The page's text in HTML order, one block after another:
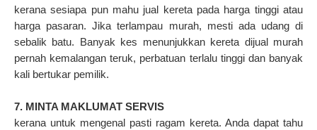
kerana sesiapa pun mahu jual kereta pada harga tinggi atau
harga pasaran. Jika terlampau murah, mesti ada udang di
sebalik batu. Banyak kes menunjukkan kereta dijual murah
pernah kemalangan teruk, perbatuan terlalu tinggi dan banyak
kali bertukar pemilik.
7. MINTA MAKLUMAT SERVIS
kerana untuk mengenal pasti ragam kereta. Anda dapat tahu